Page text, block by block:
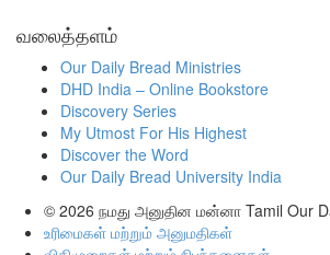
வலைத்தளம்
Our Daily Bread Ministries
DHD India – Online Bookstore
Discovery Series
My Utmost For His Highest
Discover the Word
Our Daily Bread University India
© 2026 நமது அனுதின மன்னா Tamil Our
உரிமைகள் மற்றும் அனுமதிகள்